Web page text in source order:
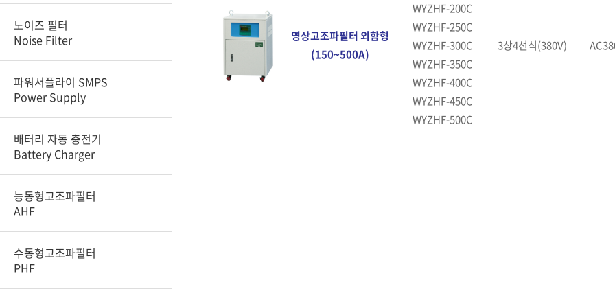
노이즈 필터
Noise Filter
파워서플라이 SMPS
Power Supply
배터리 자동 충전기
Battery Charger
능동형고조파필터
AHF
수동형고조파필터
PHF
영상고조파필터 외함형
(150~500A)
WYZHF-200C
WYZHF-250C
WYZHF-300C
WYZHF-350C
WYZHF-400C
WYZHF-450C
WYZHF-500C
3상4선식(380V)